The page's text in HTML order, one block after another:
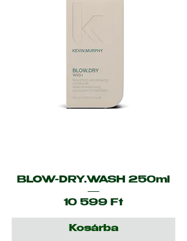
BLOW-DRY.WASH 250ml
Ár
10 599 Ft
Kosárba